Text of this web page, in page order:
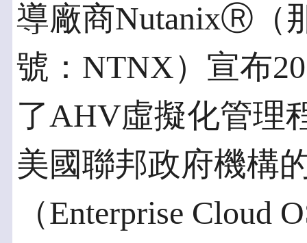
導廠商NutanixⓇ（
號：NTNX）宣布
了AHV虛擬化管理
美國聯邦政府機構
（Enterprise Cloud